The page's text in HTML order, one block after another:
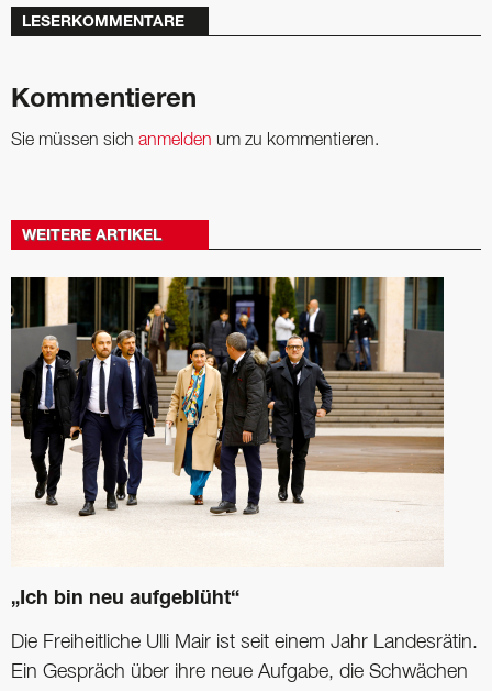
LESERKOMMENTARE
Kommentieren
Sie müssen sich anmelden um zu kommentieren.
WEITERE ARTIKEL
„Ich bin neu aufgeblüht“
Die Freiheitliche Ulli Mair ist seit einem Jahr Landesrätin.
Ein Gespräch über ihre neue Aufgabe, die Schwächen